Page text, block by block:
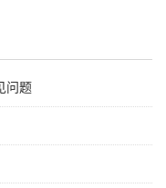
问题